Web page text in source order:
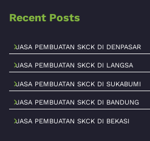
Recent Posts
JASA PEMBUATAN SKCK DI DENPASAR
JASA PEMBUATAN SKCK DI LANGSA
JASA PEMBUATAN SKCK DI SUKABUMI
JASA PEMBUATAN SKCK DI BANDUNG
JASA PEMBUATAN SKCK DI BEKASI